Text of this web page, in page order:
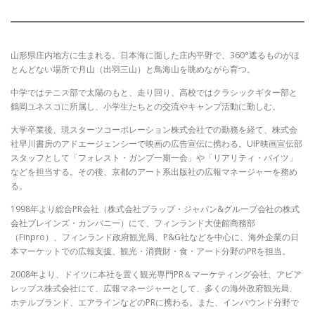
山形県庄内地方に生まれる。日本海に面した庄内平野で、360°遮るものがほ
とんどない場所で月山（出羽三山）と鳥海山を眺めながら育つ。
中学ではテニス部で太陽のもと、走り回り、高校ではクラシックギター部と
鶴岡ユネスコに所属し、小学生たちとの交流やキャンプ活動に勤しむ。
大学卒業後、現スターツコーポレーション株式会社での勤務を経て、株式会
社早川書房のアドエージェンシーで映画の広告宣伝に携わる。UIP映画宣伝部
スタッフとして「フォレスト・ガンプ一期一会」や「リアリティ・バイツ」
などを担当する。その後、京都のアート系出版社の広報マネージャーを務め
る。
1998年より総合PR会社（株式会社プラップ・ジャパン&グループ会社の株式
会社ブレインズ・カンパニー）にて、フィンランド大使館商務部
（Finpro）、フィンランド政府観光局、P&G社などを中心に、海外企業の日
本マーケットでの広報支援、観光・消費財・食・アート分野のPRを担当。
2008年より、ドイツに本社を置く観光専門PR＆マーケティング会社、アビア
レップス株式会社にて、広報マネージャーとして、多くの海外政府観光局、
ホテルブランド、エアラインなどのPRに携わる。また、インバウンド分野で